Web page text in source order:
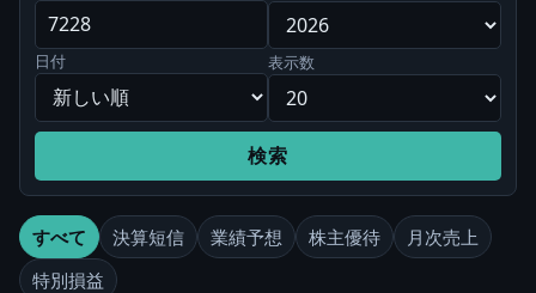
日付 表示数
検索
すべて 決算短信 業績予想 株主優待
月次売上
特別損益